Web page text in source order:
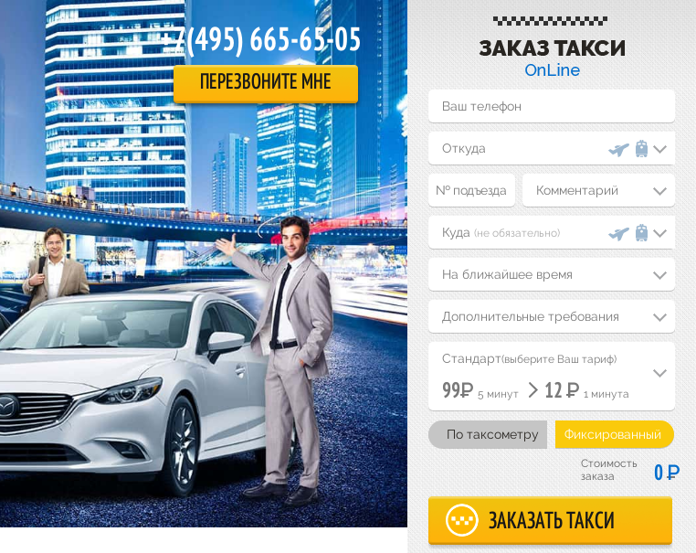
Комментарий
(не обязательно)
На ближайшее время
Дополнительные требования
Стандарт(выберите Ваш тариф)
99Р 5 минут 12 Р 1 минута
По таксометру Фиксированный
Стоимость
заказа
0Р
+7(495) 665-65-05
ПЕРЕЗВОНИТЕ МНЕ